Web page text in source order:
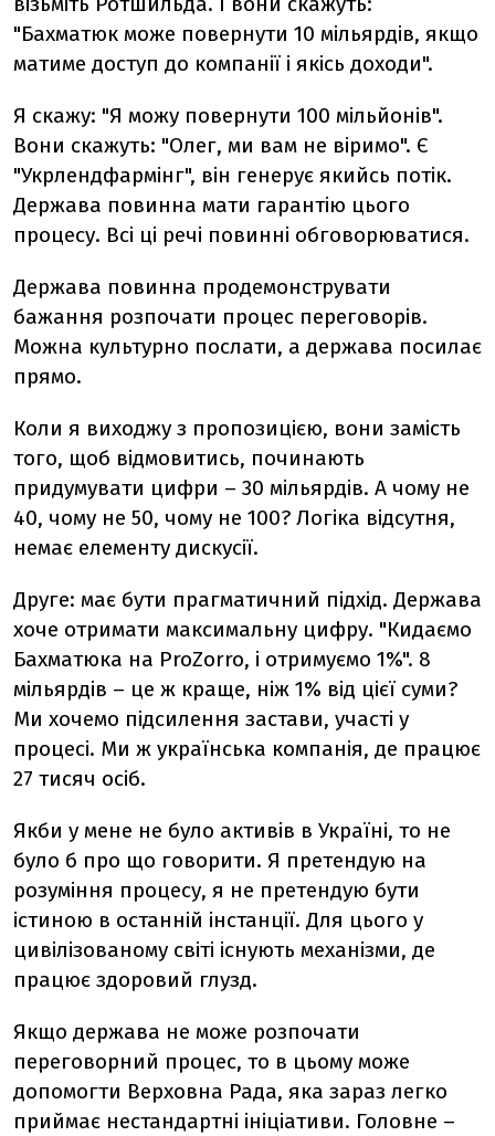
"Бахматюк може повернути 10 мільярдів, якщо
матиме доступ до компанії і якісь доходи".
Я скажу: "Я можу повернути 100 мільйонів".
Вони скажуть: "Олег, ми вам не віримо". Є
"Укрлендфармінг", він генерує якийсь потік.
Держава повинна мати гарантію цього
процесу. Всі ці речі повинні обговорюватися.
Держава повинна продемонструвати
бажання розпочати процес переговорів.
Можна культурно послати, а держава посилає
прямо.
Коли я виходжу з пропозицією, вони замість
того, щоб відмовитись, починають
придумувати цифри – 30 мільярдів. А чому не
40, чому не 50, чому не 100? Логіка відсутня,
немає елементу дискусії.
Друге: має бути прагматичний підхід. Держава
хоче отримати максимальну цифру. "Кидаємо
Бахматюка на ProZorro, і отримуємо 1%". 8
мільярдів – це ж краще, ніж 1% від цієї суми?
Ми хочемо підсилення застави, участі у
процесі. Ми ж українська компанія, де працює
27 тисяч осіб.
Якби у мене не було активів в Україні, то не
було б про що говорити. Я претендую на
розуміння процесу, я не претендую бути
істиною в останній інстанції. Для цього у
цивілізованому світі існують механізми, де
працює здоровий глузд.
Якщо держава не може розпочати
переговорний процес, то в цьому може
допомогти Верховна Рада, яка зараз легко
приймає нестандартні ініціативи. Головне –